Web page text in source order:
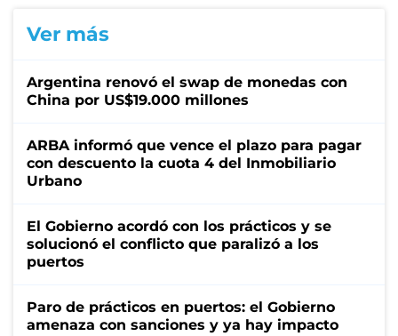
Ver más
Argentina renovó el swap de monedas con
China por US$19.000 millones
ARBA informó que vence el plazo para pagar
con descuento la cuota 4 del Inmobiliario
Urbano
El Gobierno acordó con los prácticos y se
solucionó el conflicto que paralizó a los
puertos
Paro de prácticos en puertos: el Gobierno
amenaza con sanciones y ya hay impacto